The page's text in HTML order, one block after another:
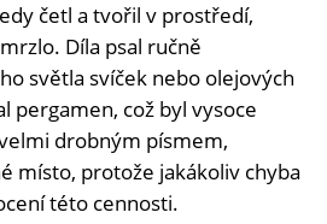
četl a tvořil v prostředí,
Díla psal ručně
světla svíček nebo olejových
pergamen, což byl vysoce
drobným písmem,
místo, protože jakákoliv chyba
této cennosti.